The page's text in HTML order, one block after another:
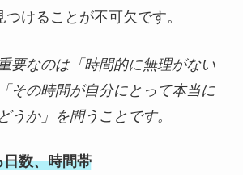
つけることが不可欠です。
要なのは「時間的に無理がない
その時間が自分にとって本当に
うか」を問うことです。
数、時間帯